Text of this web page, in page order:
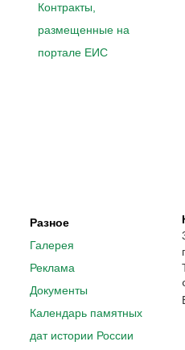
Контракты,
размещенные на
портале ЕИС
Разное
Галерея
Реклама
Документы
Календарь памятных
дат истории России